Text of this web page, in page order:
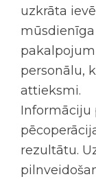
uzkrāta
personālu,
attieksmi.
Informāciju
rezultātu.